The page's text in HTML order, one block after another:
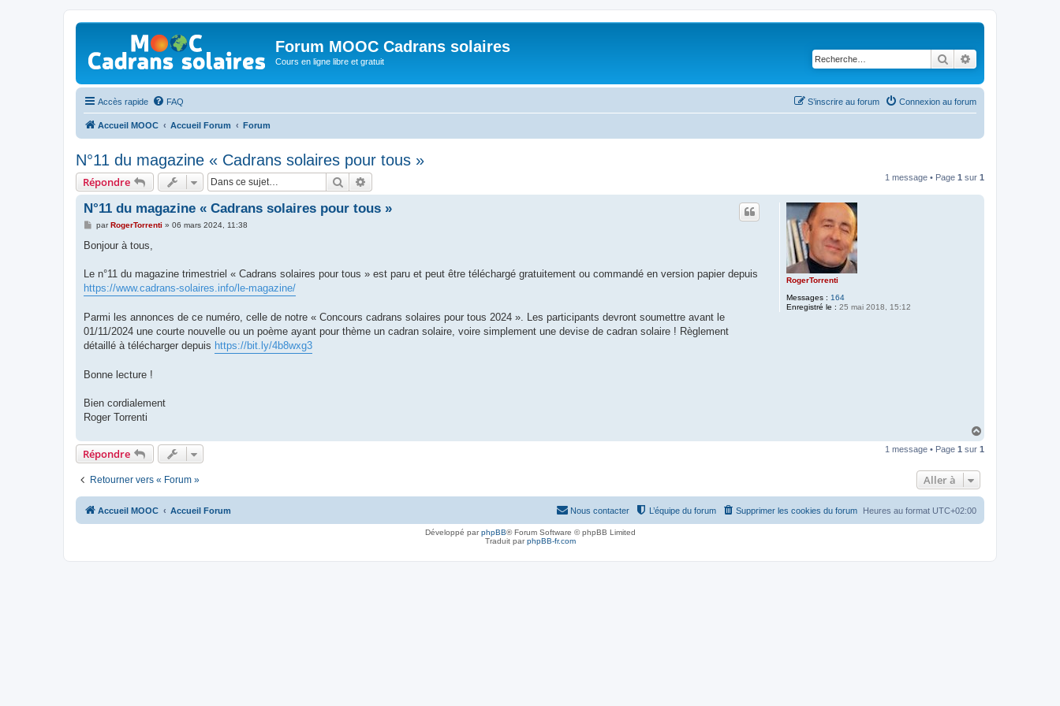
Forum MOOC Cadrans solaires
Cours en ligne libre et gratuit Rechercher
Accès rapide FAQ Connexion au forum
S’inscrire au forum
Accueil MOOC Accueil Forum Forum
N°11 du magazine « Cadrans solaires pour tous »
Répondre Rechercher 1 message • Page 1 sur 1
RogerTorrenti
Messages : 164
Enregistré le : 25 mai 2018, 15:12
N°11 du magazine « Cadrans solaires pour tous »
M
s
g
parRogerTorrenti » 06 mars 2024, 11:38
Bonjour à tous,
Le n°11 du magazine trimestriel « Cadrans solaires pour tous » est paru et peut être téléchargé gratuitement ou commandé en version papier depuis
https://www.cadrans-solaires.info/le-magazine/
Parmi les annonces de ce numéro, celle de notre « Concours cadrans solaires pour tous 2024 ». Les participants devront soumettre avant le
01/11/2024 une courte nouvelle ou un poème ayant pour thème un cadran solaire, voire simplement une devise de cadran solaire ! Règlement
détaillé à télécharger depuis https://bit.ly/4b8wxg3
Bonne lecture !
Bien cordialement
Roger Torrenti
u
Répondre 1 message • Page 1 sur 1
Retourner vers « Forum » Aller à
Accueil MOOC Accueil Forum Heures au format UTC+02:00
Supprimer les cookies du forum
L’équipe du forum
Nous contacter
Développé parphpBB® Forum Software © phpBB Limited
Traduit parphpBB-fr.com